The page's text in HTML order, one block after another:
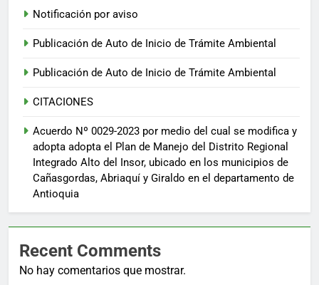
Notificación por aviso
Publicación de Auto de Inicio de Trámite Ambiental
Publicación de Auto de Inicio de Trámite Ambiental
CITACIONES
Acuerdo Nº 0029-2023 por medio del cual se modifica y
adopta adopta el Plan de Manejo del Distrito Regional
Integrado Alto del Insor, ubicado en los municipios de
Cañasgordas, Abriaquí y Giraldo en el departamento de
Antioquia
Recent Comments
No hay comentarios que mostrar.